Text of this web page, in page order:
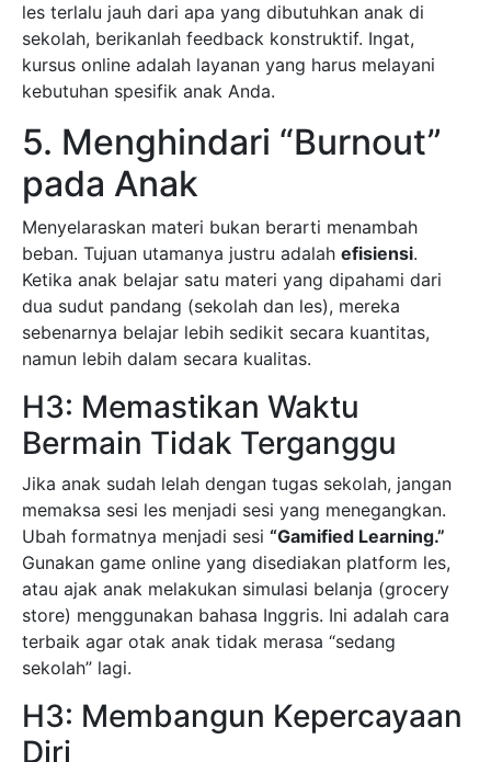
les terlalu jauh dari apa yang dibutuhkan anak di
sekolah, berikanlah feedback konstruktif. Ingat,
kursus online adalah layanan yang harus melayani
kebutuhan spesifik anak Anda.
5. Menghindari “Burnout”
pada Anak
Menyelaraskan materi bukan berarti menambah
beban. Tujuan utamanya justru adalah efisiensi.
Ketika anak belajar satu materi yang dipahami dari
dua sudut pandang (sekolah dan les), mereka
sebenarnya belajar lebih sedikit secara kuantitas,
namun lebih dalam secara kualitas.
H3: Memastikan Waktu
Bermain Tidak Terganggu
Jika anak sudah lelah dengan tugas sekolah, jangan
memaksa sesi les menjadi sesi yang menegangkan.
Ubah formatnya menjadi sesi “Gamified Learning.”
Gunakan game online yang disediakan platform les,
atau ajak anak melakukan simulasi belanja (grocery
store) menggunakan bahasa Inggris. Ini adalah cara
terbaik agar otak anak tidak merasa “sedang
sekolah” lagi.
H3: Membangun Kepercayaan
Diri